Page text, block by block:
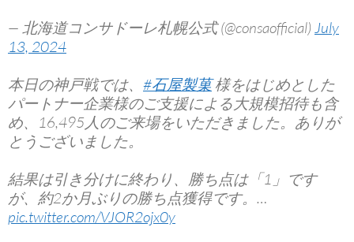
— 北海道コンサドーレ札幌公式 (@consaofficial) July
13, 2024
本日の神戸戦では、 #石屋製菓様をはじめとした
パートナー企業様のご支援による大規模招待も含
め、16,495人のご来場をいただきました。ありが
とうございました。
結果は引き分けに終わり、勝ち点は「1」です
が、約2か月ぶりの勝ち点獲得です。…
pic.twitter.com/VJOR2ojx0y